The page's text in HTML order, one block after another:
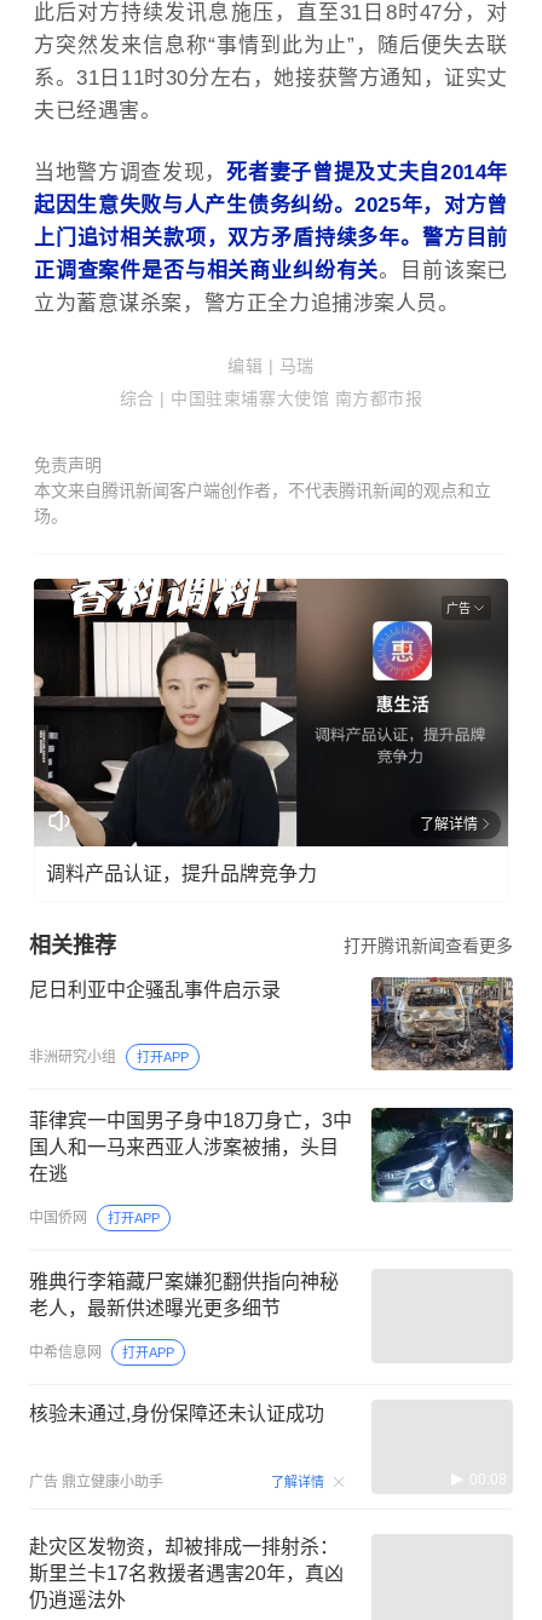
此后对方持续发讯息施压，直至31日8时47分，对
方突然发来信息称“事情到此为止”，随后便失去联
系。31日11时30分左右，她接获警方通知，证实丈
夫已经遇害。
当地警方调查发现，死者妻子曾提及丈夫自2014年
起因生意失败与人产生债务纠纷。2025年，对方曾
上门追讨相关款项，双方矛盾持续多年。警方目前
正调查案件是否与相关商业纠纷有关。目前该案已
立为蓄意谋杀案，警方正全力追捕涉案人员。
编辑 | 马瑞
综合 | 中国驻柬埔寨大使馆 南方都市报
免责声明
本文来自腾讯新闻客户端创作者，不代表腾讯新闻的观点和立
场。
广告
了解详情
调料产品认证，提升品牌竞争力
相关推荐 打开腾讯新闻查看更多
尼日利亚中企骚乱事件启示录
非洲研究小组 打开APP
菲律宾一中国男子身中18刀身亡，3中
国人和一马来西亚人涉案被捕，头目
在逃
中国侨网 打开APP
雅典行李箱藏尸案嫌犯翻供指向神秘
老人，最新供述曝光更多细节
中希信息网 打开APP
核验未通过,身份保障还未认证成功
广告 鼎立健康小助手 了解详情 00:08
赴灾区发物资，却被排成一排射杀：
斯里兰卡17名救援者遇害20年，真凶
仍逍遥法外